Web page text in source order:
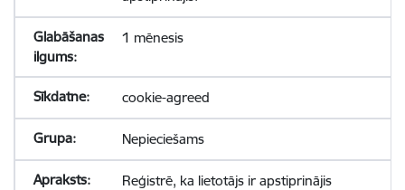
1 mēnesis
cookie-agreed
Nepieciešams
Reģistrē, ka lietotājs ir apstiprinājis